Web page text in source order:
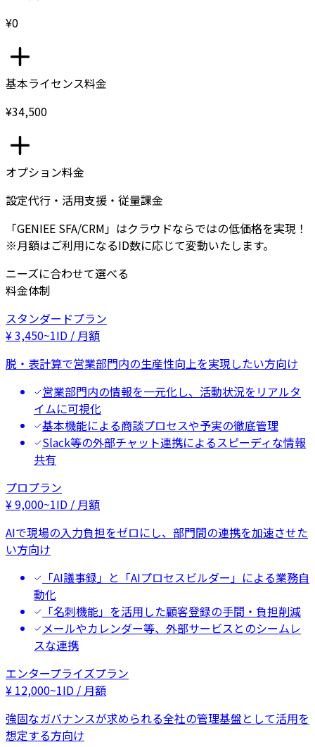
¥0
基本ライセンス料金
¥34,500
オプション料金
設定代行・活用支援・従量課金
「GENIEE SFA/CRM」はクラウドならではの低価格を実現！
※月額はご利用になるID数に応じて変動いたします。
ニーズに合わせて選べる
料金体制
スタンダードプラン
¥3,450~1ID / 月額
脱・表計算で営業部門内の生産性向上を実現したい方向け
営業部門内の情報を一元化し、活動状況をリアルタ
イムに可視化
基本機能による商談プロセスや予実の徹底管理
Slack等の外部チャット連携によるスピーディな情報
共有
プロプラン
¥9,000~1ID / 月額
AIで現場の入力負担をゼロにし、部門間の連携を加速させた
い方向け
「AI議事録」と「AIプロセスビルダー」による業務自
動化
「名刺機能」を活用した顧客登録の手間・負担削減
メールやカレンダー等、外部サービスとのシームレ
スな連携
エンタープライズプラン
¥ 12,000~1ID / 月額
強固なガバナンスが求められる全社の管理基盤として活用を
想定する方向け